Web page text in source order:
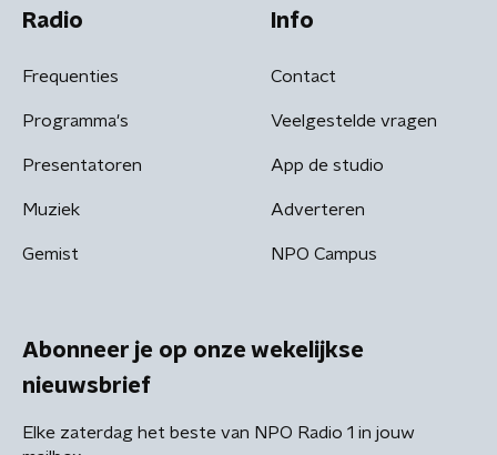
Radio
Frequenties
Programma's
Presentatoren
Muziek
Gemist
Info
Contact
Veelgestelde vragen
App de studio
Adverteren
NPO Campus
Abonneer je op onze wekelijkse
nieuwsbrief
Elke zaterdag het beste van NPO Radio 1 in jouw